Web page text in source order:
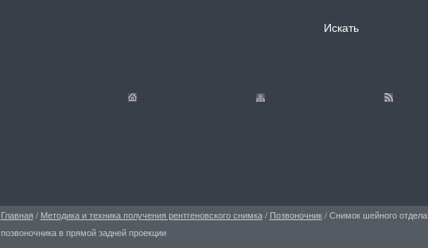
Главная / Методика и техника получения рентгеновского снимка/ Позвоночник/Снимок шейного отдела
позвоночника в прямой задней проекции